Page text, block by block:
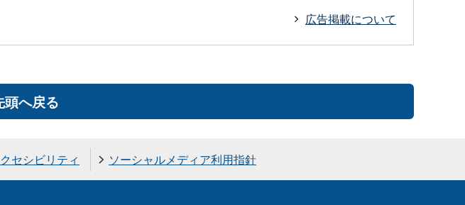
広告掲載について
へ戻る
セシビリティ ソーシャルメディア利用指針